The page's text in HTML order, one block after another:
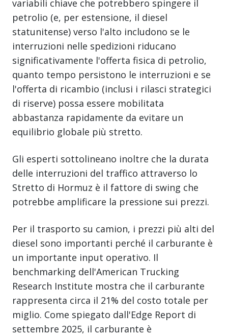
variabili chiave che potrebbero spingere il
petrolio (e, per estensione, il diesel
statunitense) verso l'alto includono se le
interruzioni nelle spedizioni riducano
significativamente l'offerta fisica di petrolio,
quanto tempo persistono le interruzioni e se
l'offerta di ricambio (inclusi i rilasci strategici
di riserve) possa essere mobilitata
abbastanza rapidamente da evitare un
equilibrio globale più stretto.
Gli esperti sottolineano inoltre che la durata
delle interruzioni del traffico attraverso lo
Stretto di Hormuz è il fattore di swing che
potrebbe amplificare la pressione sui prezzi.
Per il trasporto su camion, i prezzi più alti del
diesel sono importanti perché il carburante è
un importante input operativo. Il
benchmarking dell'American Trucking
Research Institute mostra che il carburante
rappresenta circa il 21% del costo totale per
miglio. Come spiegato dall'Edge Report di
settembre 2025, il carburante è